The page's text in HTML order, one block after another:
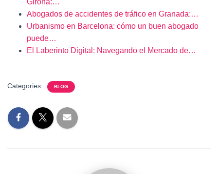
Girona:…
Abogados de accidentes de tráfico en Granada:…
Urbanismo en Barcelona: cómo un buen abogado
puede…
El Laberinto Digital: Navegando el Mercado de…
Categories: BLOG